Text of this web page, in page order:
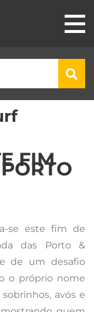
FIM
se este fim de
das Porto &
de um desafio
o próprio nome
avós e